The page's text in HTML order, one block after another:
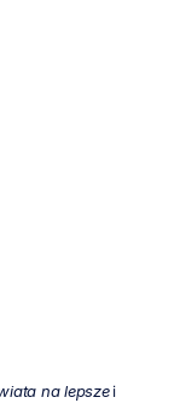
na lepsze i